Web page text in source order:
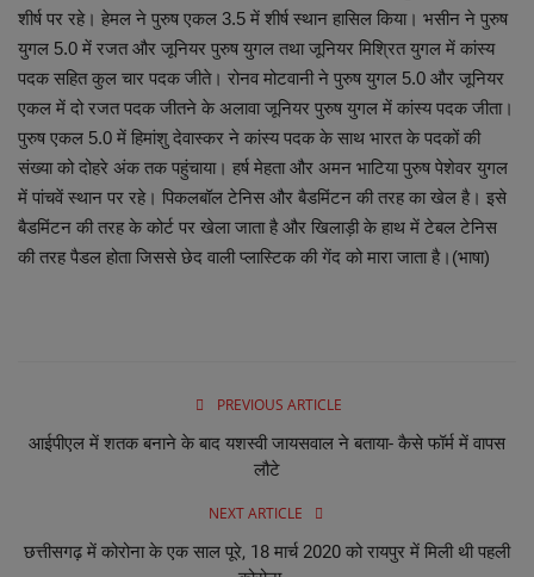
शीर्ष पर रहे। हेमल ने पुरुष एकल 3.5 में शीर्ष स्थान हासिल किया। भसीन ने पुरुष
युगल 5.0 में रजत और जूनियर पुरुष युगल तथा जूनियर मिश्रित युगल में कांस्य
पदक सहित कुल चार पदक जीते। रोनव मोटवानी ने पुरुष युगल 5.0 और जूनियर
एकल में दो रजत पदक जीतने के अलावा जूनियर पुरुष युगल में कांस्य पदक जीता।
पुरुष एकल 5.0 में हिमांशु देवास्कर ने कांस्य पदक के साथ भारत के पदकों की
संख्या को दोहरे अंक तक पहुंचाया। हर्ष मेहता और अमन भाटिया पुरुष पेशेवर युगल
में पांचवें स्थान पर रहे। पिकलबॉल टेनिस और बैडमिंटन की तरह का खेल है। इसे
बैडमिंटन की तरह के कोर्ट पर खेला जाता है और खिलाड़ी के हाथ में टेबल टेनिस
की तरह पैडल होता जिससे छेद वाली प्लास्टिक की गेंद को मारा जाता है।(भाषा)
PREVIOUS ARTICLE
आईपीएल में शतक बनाने के बाद यशस्वी जायसवाल ने बताया- कैसे फॉर्म में वापस
लौटे
NEXT ARTICLE
छत्तीसगढ़ में कोरोना के एक साल पूरे, 18 मार्च 2020 को रायपुर में मिली थी पहली